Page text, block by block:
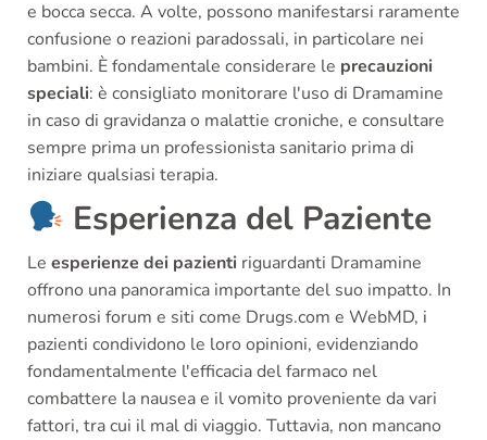
e bocca secca. A volte, possono manifestarsi raramente
confusione o reazioni paradossali, in particolare nei
bambini. È fondamentale considerare le precauzioni
speciali: è consigliato monitorare l'uso di Dramamine
in caso di gravidanza o malattie croniche, e consultare
sempre prima un professionista sanitario prima di
iniziare qualsiasi terapia.
Esperienza del Paziente
Le esperienze dei pazienti riguardanti Dramamine
offrono una panoramica importante del suo impatto. In
numerosi forum e siti come Drugs.com e WebMD, i
pazienti condividono le loro opinioni, evidenziando
fondamentalmente l'efficacia del farmaco nel
combattere la nausea e il vomito proveniente da vari
fattori, tra cui il mal di viaggio. Tuttavia, non mancano